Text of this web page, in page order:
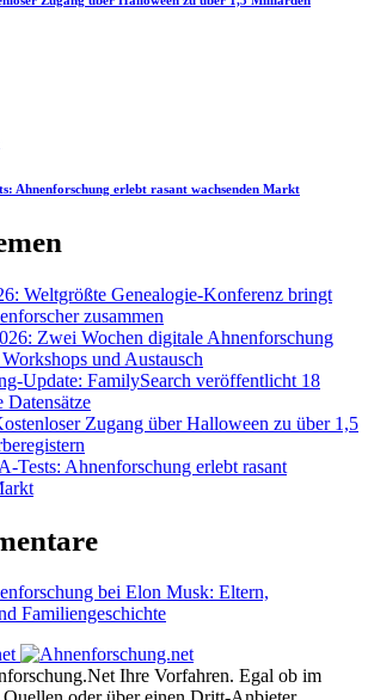
Ahnenforschung erlebt rasant wachsenden Markt
Weltgrößte Genealogie-Konferenz bringt
zusammen
Zwei Wochen digitale Ahnenforschung
und Austausch
Update: FamilySearch veröffentlicht 18
Zugang über Halloween zu über 1,5
Tests: Ahnenforschung erlebt rasant
bei Elon Musk: Eltern,
Familiengeschichte
Ihre Vorfahren. Egal ob im